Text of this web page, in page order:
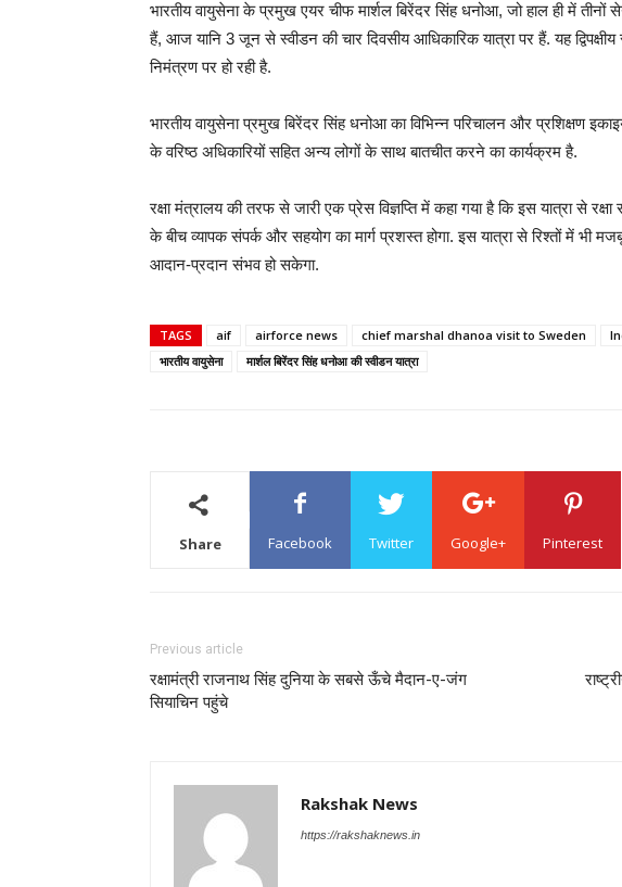
भारतीय वायुसेना के प्रमुख एयर चीफ मार्शल बिरेंदर सिंह धनोआ, जो हाल ही में
हैं, आज यानि 3 जून से स्वीडन की चार दिवसीय आधिकारिक यात्रा पर हैं. यह
निमंत्रण पर हो रही है.
भारतीय वायुसेना प्रमुख बिरेंदर सिंह धनोआ का विभिन्न परिचालन और प्रशिक्षण
के वरिष्ठ अधिकारियों सहित अन्य लोगों के साथ बातचीत करने का कार्यक्रम है.
रक्षा मंत्रालय की तरफ से जारी एक प्रेस विज्ञप्ति में कहा गया है कि इस यात्रा से
के बीच व्यापक संपर्क और सहयोग का मार्ग प्रशस्त होगा. इस यात्रा से रिश्तों में भी
आदान-प्रदान संभव हो सकेगा.
TAGS aif airforce news chief marshal dhanoa visit to Sweden
भारतीय वायुसेना
मार्शल बिरेंदर सिंह धनोआ की स्वीडन यात्रा
Share Facebook Twitter Google+ Pinterest
Previous article
रक्षामंत्री राजनाथ सिंह दुनिया के सबसे ऊँचे मैदान-ए-जंग
सियाचिन पहुंचे
Rakshak News
https://rakshaknews.in